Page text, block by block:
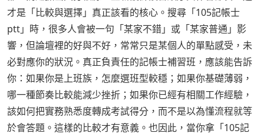
才是「比較與選擇」真正該看的核心。搜尋「105記帳士
ptt」時，很多人會被一句「某家不錯」或「某家普通」影
響，但論壇裡的好與不好，常常只是某個人的單點感受，未
必對應你的狀況。真正負責任的記帳士補習班，應該能告訴
你：如果你是上班族，怎麼選班型較穩；如果你基礎薄弱，
哪一種節奏比較能減少挫折；如果你已經有相關工作經驗，
該如何把實務熟悉度轉成考試得分，而不是以為懂流程就等
於會答題。這樣的比較才有意義。也因此，當你拿「105記